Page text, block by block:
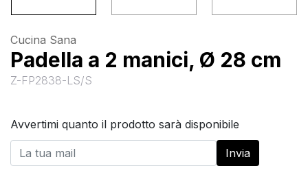
Cucina Sana
Padella a 2 manici, Ø 28 cm
Z-FP2838-LS/S
Avvertimi quanto il prodotto sarà disponibile